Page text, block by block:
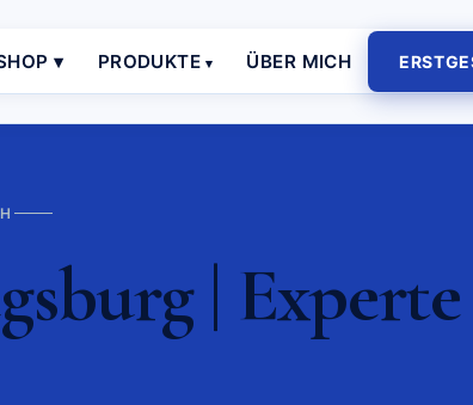
▾ PRODUKTE ÜBER MICH
| Experte